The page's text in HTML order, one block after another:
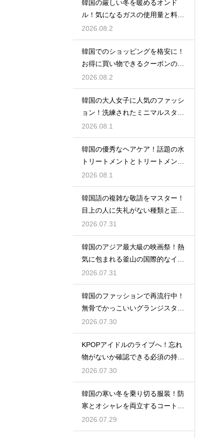
韓国の厳しい冬を暖めるオンド
ル！気になるガスの使用量と料金
の目安
2026.08.2
韓国でのショッピングを格安に！
お得に買い物できるクーポンの賢
い探し方
2026.08.2
韓国の大人女子に人気のファッシ
ョン！洗練されたミニマルスタイ
ルの特徴
2026.08.1
韓国の優秀なヘアケア！話題の水
トリートメントとトリートメント
の使い分け
2026.08.1
韓国語の複雑な敬語をマスター！
目上の人に失礼がない種類と正し
い使い分け
2026.07.31
韓国のアジア最大級の映画祭！熱
気に包まれる釜山の国際的なイベ
ント
2026.07.31
韓国のファッションで再流行中！
無骨でかっこいいグランジスタイ
ルの特徴
2026.07.30
KPOPアイドルのライブへ！忘れ
物がないか確認できる必須の持ち
物リスト
2026.07.30
韓国の寒い冬を乗り切る服装！防
寒とオシャレを両立するコートの
種類
2026.07.29